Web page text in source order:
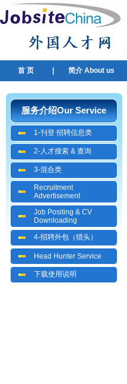
首 页 简介 About us
服务介绍Our Service
1-刊登 招聘信息类
2-人才搜索 & 查询
3-混合类
Recruitment
Advertisement
Job Positing & CV
Downloading
4-招聘外包（猎头）
Head Hunter Service
下载使用说明